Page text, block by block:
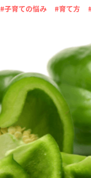
#子育ての悩み #育て方